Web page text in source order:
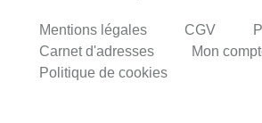
Mentions légales CGV
Carnet d'adresses
Mon
Politique de cookies